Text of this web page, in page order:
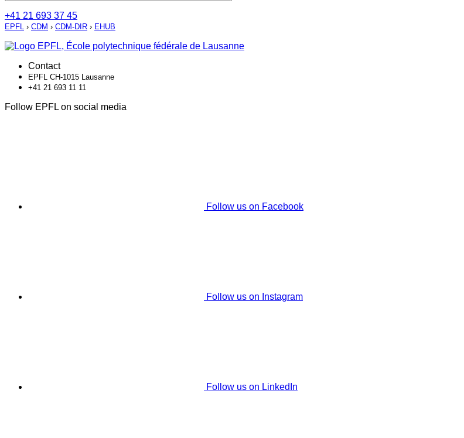
+41 21 693 37 45
EPFL › CDM › CDM-DIR › EHUB
Contact
EPFL CH-1015 Lausanne
+41 21 693 11 11
Follow EPFL on social media
Follow us on Facebook
Follow us on Instagram
Follow us on LinkedIn